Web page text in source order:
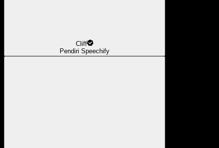
Cliff
Pendiri Speechify